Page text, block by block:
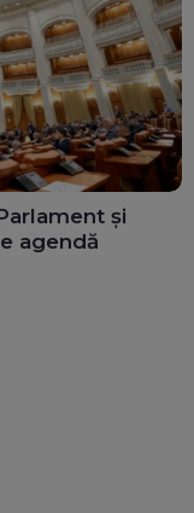
și
agendă